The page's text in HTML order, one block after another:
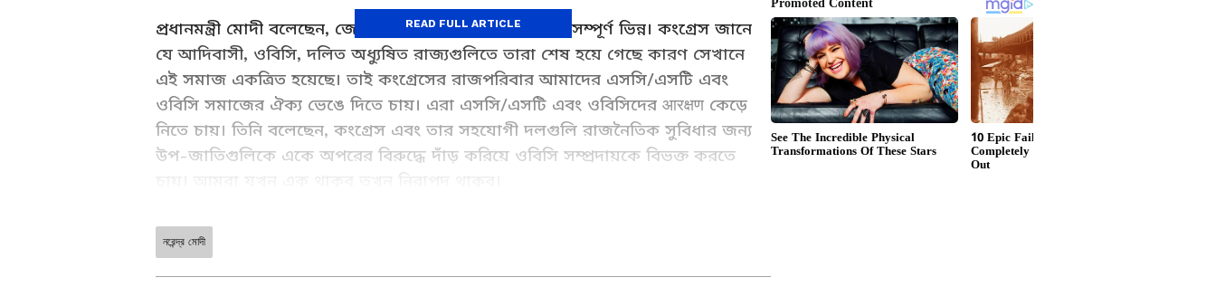
প্রধানমন্ত্রী মোদী বলেছেন, জেএমএম এবং কংগ্রেসের উদ্দেশ্য সম্পূর্ণ ভিন্ন। কংগ্রেস জানে
যে আদিবাসী, ওবিসি, দলিত অধ্যুষিত রাজ্যগুলিতে তারা শেষ হয়ে গেছে কারণ সেখানে
এই সমাজ একত্রিত হয়েছে। তাই কংগ্রেসের রাজপরিবার আমাদের এসসি/এসটি এবং
ওবিসি সমাজের ঐক্য ভেঙে দিতে চায়। এরা এসসি/এসটি এবং ওবিসিদের आरक्षण কেড়ে
নিতে চায়। তিনি বলেছেন, কংগ্রেস এবং তার সহযোগী দলগুলি রাজনৈতিক সুবিধার জন্য
উপ-জাতিগুলিকে একে অপরের বিরুদ্ধে দাঁড় করিয়ে ওবিসি সম্প্রদায়কে বিভক্ত করতে
READ FULL ARTICLE
ABOUT THE AUTHOR
Saborni Mitra
নরেন্দ্র মোদী